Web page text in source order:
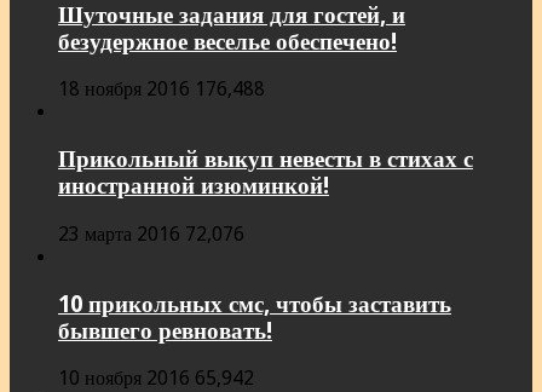
Шуточные задания для гостей, и
безудержное веселье обеспечено!
18 ноября 2016 176,488
Прикольный выкуп невесты в стихах с
иностранной изюминкой!
23 марта 2016 72,076
10 прикольных смс, чтобы заставить
бывшего ревновать!
10 ноября 2016 65,942